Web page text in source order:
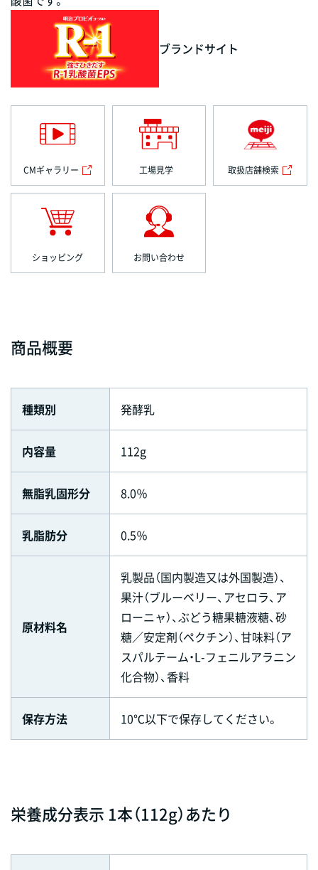
ブランドサイト
CMギャラリー 工場見学 取扱店舗検索
ショッピング お問い合わせ
商品概要
種類別 発酵乳
内容量 112g
無脂乳固形分 8.0％
乳脂肪分 0.5％
原材料名
乳製品（国内製造又は外国製造）、
果汁（ブルーベリー、アセロラ、ア
ローニャ）、ぶどう糖果糖液糖、砂
糖／安定剤（ペクチン）、甘味料（ア
スパルテーム・L-フェニルアラニン
化合物）、香料
保存方法 10℃以下で保存してください。
栄養成分表示 1本（112g）あたり